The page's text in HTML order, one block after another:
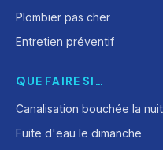
Plombier pas cher
Entretien préventif
QUE FAIRE SI…
Canalisation bouchée la nuit
Fuite d'eau le dimanche